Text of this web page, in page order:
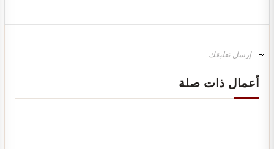
أعمال ذات صلة